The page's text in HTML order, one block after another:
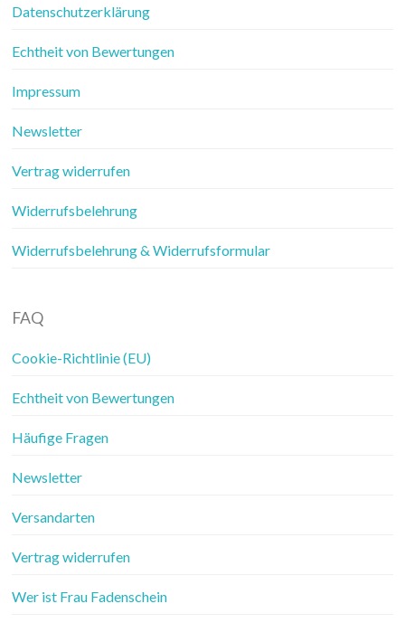
Datenschutzerklärung
Echtheit von Bewertungen
Impressum
Newsletter
Vertrag widerrufen
Widerrufsbelehrung
Widerrufsbelehrung & Widerrufsformular
FAQ
Cookie-Richtlinie (EU)
Echtheit von Bewertungen
Häufige Fragen
Newsletter
Versandarten
Vertrag widerrufen
Wer ist Frau Fadenschein